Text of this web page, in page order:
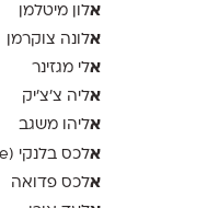
אלון מיטלמן
אלונה צוקרמן
אלי מגזינר
אליה צ׳צ׳יק
אליהו משגב
אלכס בלנקי (Dase Boogie)
אלכס פדואה